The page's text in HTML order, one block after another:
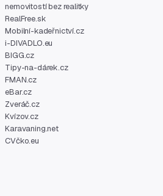
nemovitostí bez realitky
RealFree.sk
Mobilní-kadeřnictví.cz
i-DIVADLO.eu
BIGG.cz
Tipy-na-dárek.cz
FMAN.cz
eBar.cz
Zveráč.cz
Kvízov.cz
Karavaning.net
CVčko.eu